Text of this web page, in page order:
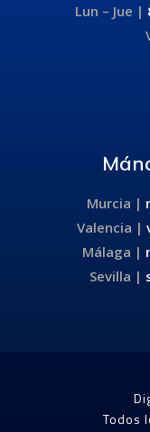
Lun – Jue |
Murcia |
Valencia |
Málaga |
Sevilla |
Todos